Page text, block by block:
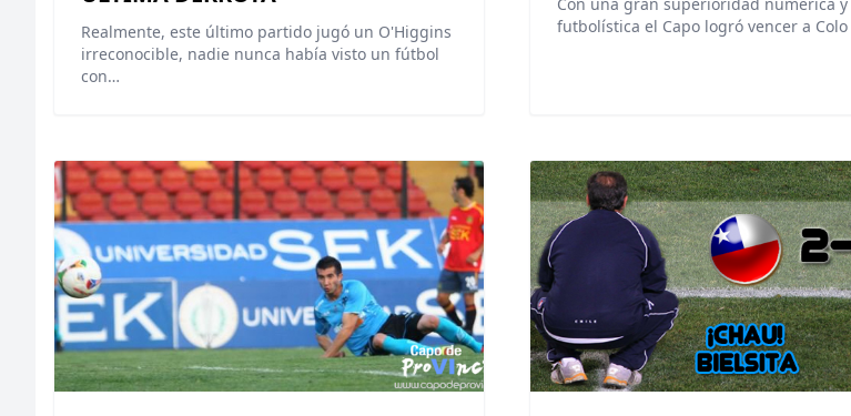
Realmente, este último partido jugó un O'Higgins
irreconocible, nadie nunca había visto un fútbol
con…
futbolística el Capo logró vencer a